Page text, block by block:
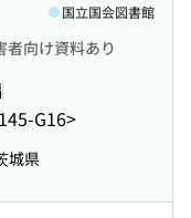
者向け資料あり
G16>
国立国会図書館
城県